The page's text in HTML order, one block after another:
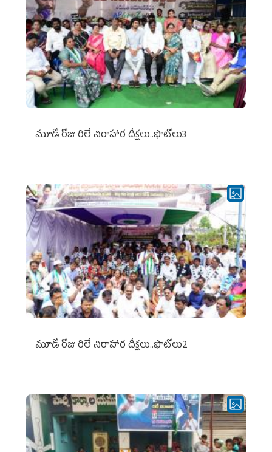
మూడో రోజు రిలే నిరాహార దీక్షలు..ఫొటోలు3
మూడో రోజు రిలే నిరాహార దీక్షలు..ఫొటోలు2